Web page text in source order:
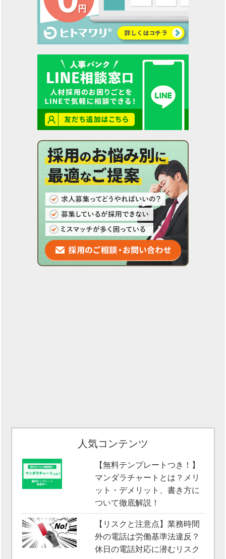
人気コンテンツ
【無料テンプレートつき！】
マンダラチャートとは？メリ
ット・デメリット、書き方に
ついて徹底解説！
【リスクと注意点】業務時間
外の電話は労働基準法違反？
休日の電話対応に潜むリスク